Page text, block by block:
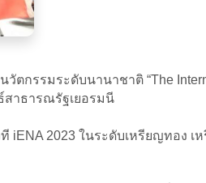
กรรมระดับนานาชาติ “The
สาธารณรัฐเยอรมนี
2023 ในระดับเหรียญทอง เ